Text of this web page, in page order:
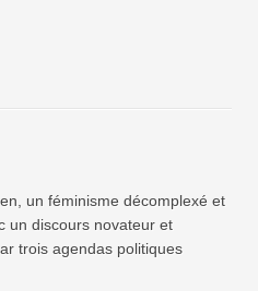
un féminisme décomplexé et
un discours novateur et
trois agendas politiques